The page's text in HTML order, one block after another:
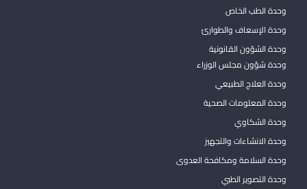
وحدة الطب الخاص
وحدة الإسعاف والطوارئ
وحدة الشؤون القانونية
وحدة شؤون مجلس الوزراء
وحدة العلاج الطبيعي
وحدة المعلومات الصحية
وحدة الشكاوي
وحدة الانشاءات والتجهيز
وحدة السلامة ومكافحة العدوى
وحدة التصوير الطبي